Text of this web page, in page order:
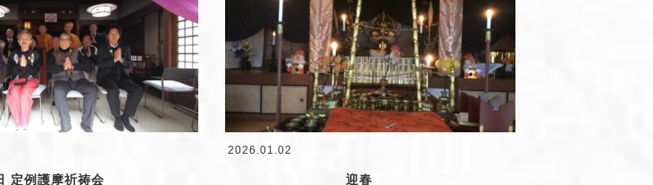
定例護摩祈祷会
2026.01.02
迎春